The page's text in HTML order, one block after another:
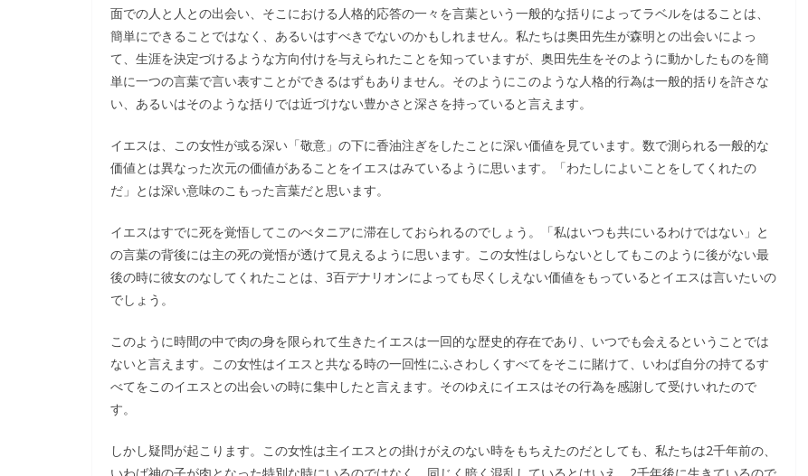
面での人と人との出会い、そこにおける人格的応答の一々を言葉という一般的な括りによってラベルをはることは、
簡単にできることではなく、あるいはすべきでないのかもしれません。私たちは奥田先生が森明との出会いによっ
て、生涯を決定づけるような方向付けを与えられたことを知っていますが、奥田先生をそのように動かしたものを簡
単に一つの言葉で言い表すことができるはずもありません。そのようにこのような人格的行為は一般的括りを許さな
い、あるいはそのような括りでは近づけない豊かさと深さを持っていると言えます。
イエスは、この女性が或る深い「敬意」の下に香油注ぎをしたことに深い価値を見ています。数で測られる一般的な
価値とは異なった次元の価値があることをイエスはみているように思います。「わたしによいことをしてくれたの
だ」とは深い意味のこもった言葉だと思います。
イエスはすでに死を覚悟してこのべタニアに滞在しておられるのでしょう。「私はいつも共にいるわけではない」と
の言葉の背後には主の死の覚悟が透けて見えるように思います。この女性はしらないとしてもこのように後がない最
後の時に彼女のなしてくれたことは、3百デナリオンによっても尽くしえない価値をもっているとイエスは言いたいの
でしょう。
このように時間の中で肉の身を限られて生きたイエスは一回的な歴史的存在であり、いつでも会えるということでは
ないと言えます。この女性はイエスと共なる時の一回性にふさわしくすべてをそこに賭けて、いわば自分の持てるす
べてをこのイエスとの出会いの時に集中したと言えます。そのゆえにイエスはその行為を感謝して受けいれたので
す。
しかし疑問が起こります。この女性は主イエスとの掛けがえのない時をもちえたのだとしても、私たちは2千年前の、